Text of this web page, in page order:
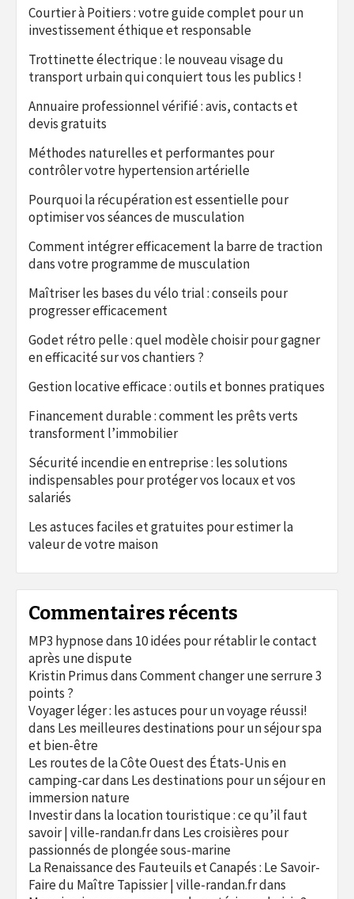
Courtier à Poitiers : votre guide complet pour un
investissement éthique et responsable
Trottinette électrique : le nouveau visage du
transport urbain qui conquiert tous les publics !
Annuaire professionnel vérifié : avis, contacts et
devis gratuits
Méthodes naturelles et performantes pour
contrôler votre hypertension artérielle
Pourquoi la récupération est essentielle pour
optimiser vos séances de musculation
Comment intégrer efficacement la barre de traction
dans votre programme de musculation
Maîtriser les bases du vélo trial : conseils pour
progresser efficacement
Godet rétro pelle : quel modèle choisir pour gagner
en efficacité sur vos chantiers ?
Gestion locative efficace : outils et bonnes pratiques
Financement durable : comment les prêts verts
transforment l’immobilier
Sécurité incendie en entreprise : les solutions
indispensables pour protéger vos locaux et vos
salariés
Les astuces faciles et gratuites pour estimer la
valeur de votre maison
Commentaires récents
MP3 hypnosedans 10 idées pour rétablir le contact
après une dispute
Kristin PrimusdansComment changer une serrure 3
points ?
Voyager léger : les astuces pour un voyage réussi!
dans Les meilleures destinations pour un séjour spa
et bien-être
Les routes de la Côte Ouest des États-Unis en
camping-cardans Les destinations pour un séjour en
immersion nature
Investir dans la location touristique : ce qu’il faut
savoir | ville-randan.frdans Les croisières pour
passionnés de plongée sous-marine
La Renaissance des Fauteuils et Canapés : Le Savoir-
Faire du Maître Tapissier | ville-randan.frdans